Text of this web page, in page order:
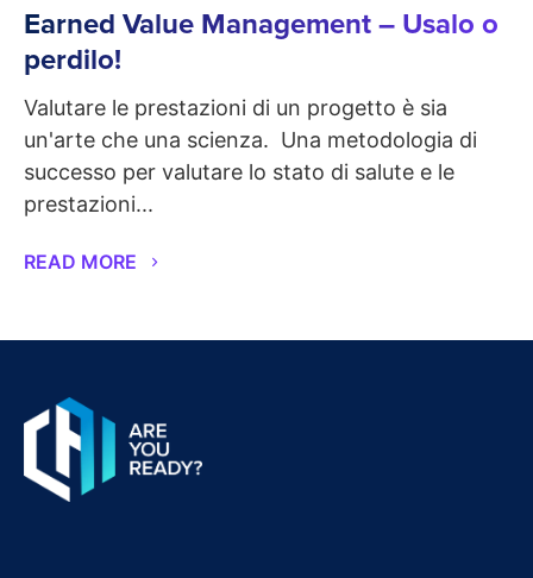
Earned Value Management – Usalo o
perdilo!
Valutare le prestazioni di un progetto è sia
un'arte che una scienza. Una metodologia di
successo per valutare lo stato di salute e le
prestazioni...
READ MORE